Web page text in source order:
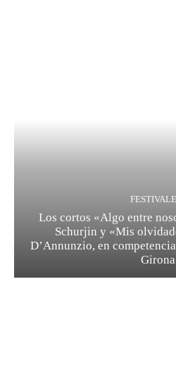
Los cortos «Algo entre
Schurjin y «Mis
D’Annunzio, en
Girona